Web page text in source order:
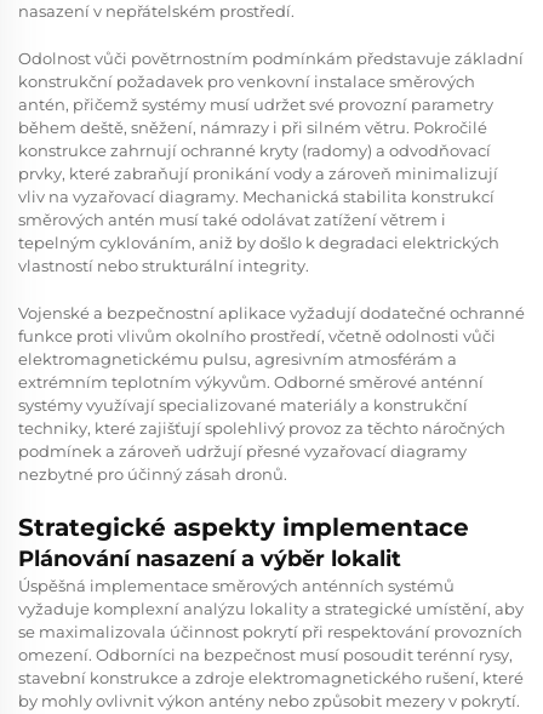
nasazení v nepřátelském prostředí.
Odolnost vůči povětrnostním podmínkám představuje základní
konstrukční požadavek pro venkovní instalace směrových
antén, přičemž systémy musí udržet své provozní parametry
během deště, sněžení, námrazy i při silném větru. Pokročilé
konstrukce zahrnují ochranné kryty (radomy) a odvodňovací
prvky, které zabraňují pronikání vody a zároveň minimalizují
vliv na vyzařovací diagramy. Mechanická stabilita konstrukcí
směrových antén musí také odolávat zatížení větrem i
tepelným cyklováním, aniž by došlo k degradaci elektrických
vlastností nebo strukturální integrity.
Vojenské a bezpečnostní aplikace vyžadují dodatečné ochranné
funkce proti vlivům okolního prostředí, včetně odolnosti vůči
elektromagnetickému pulsu, agresivním atmosférám a
extrémním teplotním výkyvům. Odborné směrové anténní
systémy využívají specializované materiály a konstrukční
techniky, které zajišťují spolehlivý provoz za těchto náročných
podmínek a zároveň udržují přesné vyzařovací diagramy
nezbytné pro účinný zásah dronů.
Strategické aspekty implementace
Plánování nasazení a výběr lokalit
Úspěšná implementace směrových anténních systémů
vyžaduje komplexní analýzu lokality a strategické umístění, aby
se maximalizovala účinnost pokrytí při respektování provozních
omezení. Odborníci na bezpečnost musí posoudit terénní rysy,
stavební konstrukce a zdroje elektromagnetického rušení, které
by mohly ovlivnit výkon antény nebo způsobit mezery v pokrytí.